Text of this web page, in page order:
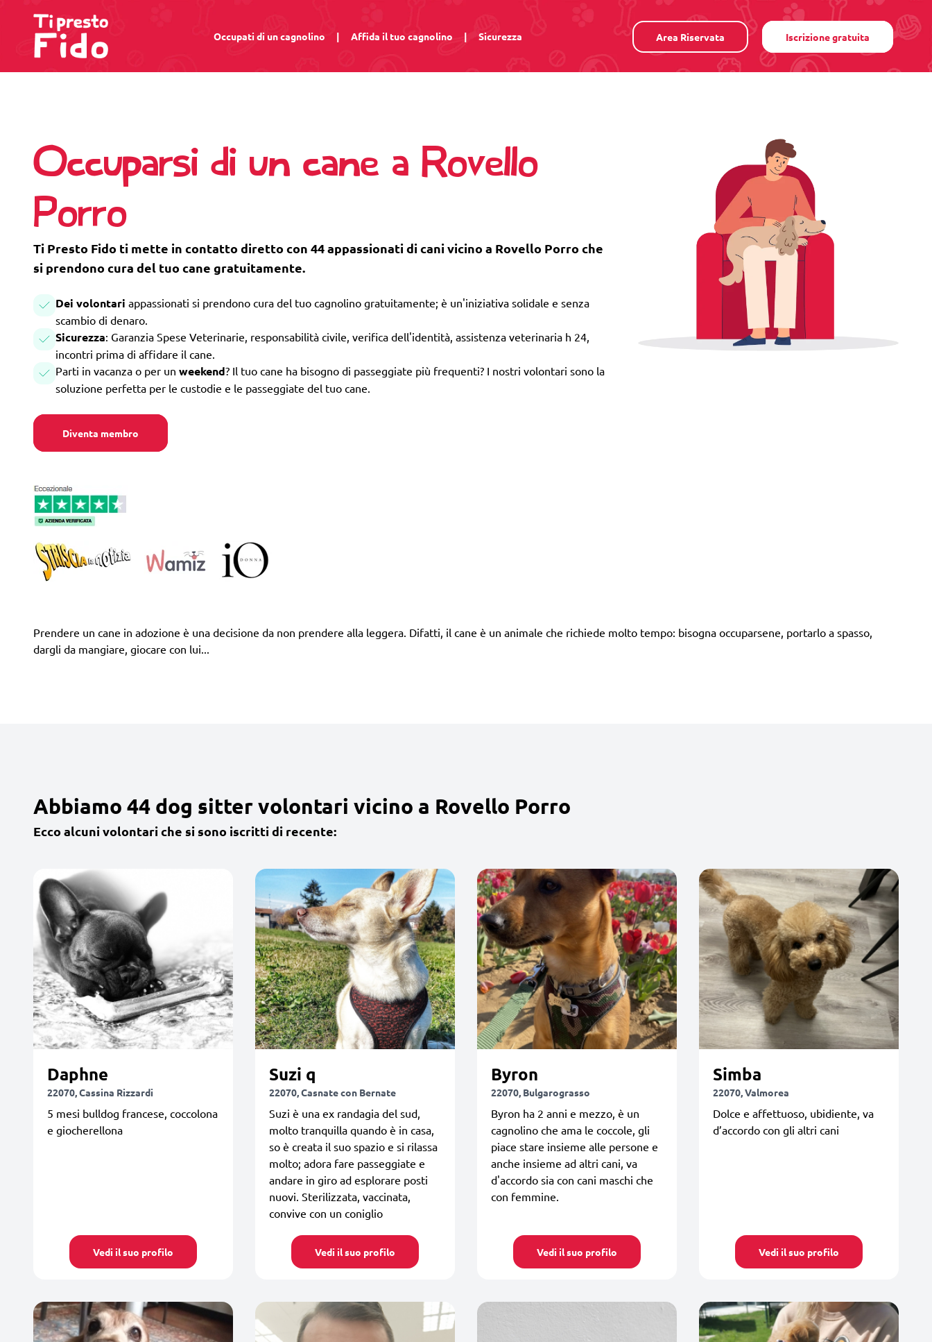
Occupati di un cagnolino | Affida il tuo cagnolino | Sicurezza Area Riservata Iscrizione gratuita
Occuparsi di un cane a Rovello
Porro
Ti Presto Fido ti mette in contatto diretto con 44 appassionati di cani vicino a Rovello Porro che
si prendono cura del tuo cane gratuitamente.
Dei volontari appassionati si prendono cura del tuo cagnolino gratuitamente; è un'iniziativa solidale e senza
scambio di denaro.
Sicurezza: Garanzia Spese Veterinarie, responsabilità civile, verifica dell'identità, assistenza veterinaria h 24,
incontri prima di affidare il cane.
Parti in vacanza o per un weekend? Il tuo cane ha bisogno di passeggiate più frequenti? I nostri volontari sono la
soluzione perfetta per le custodie e le passeggiate del tuo cane.
Diventa membro
Prendere un cane in adozione è una decisione da non prendere alla leggera. Difatti, il cane è un animale che richiede molto tempo: bisogna occuparsene, portarlo a spasso,
dargli da mangiare, giocare con lui...
Abbiamo 44 dog sitter volontari vicino a Rovello Porro
Ecco alcuni volontari che si sono iscritti di recente:
Daphne
22070, Cassina Rizzardi
5 mesi bulldog francese, coccolona
e giocherellona
Vedi il suo profilo
Suzi q
22070, Casnate con Bernate
Suzi è una ex randagia del sud,
molto tranquilla quando è in casa,
so è creata il suo spazio e si rilassa
molto; adora fare passeggiate e
andare in giro ad esplorare posti
nuovi. Sterilizzata, vaccinata,
convive con un coniglio
Vedi il suo profilo
Byron
22070, Bulgarograsso
Byron ha 2 anni e mezzo, è un
cagnolino che ama le coccole, gli
piace stare insieme alle persone e
anche insieme ad altri cani, va
d'accordo sia con cani maschi che
con femmine.
Vedi il suo profilo
Simba
22070, Valmorea
Dolce e affettuoso, ubidiente, va
d’accordo con gli altri cani
Vedi il suo profilo